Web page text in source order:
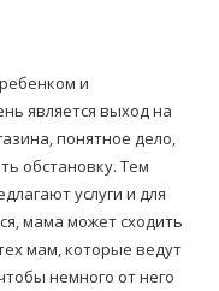
и
является выход на
понятное дело,
обстановку. Тем
услуги и для
мама может сходить
мам, которые ведут
немного от него